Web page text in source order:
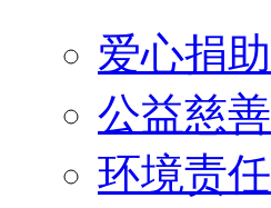
爱心捐助
公益慈善
环境责任